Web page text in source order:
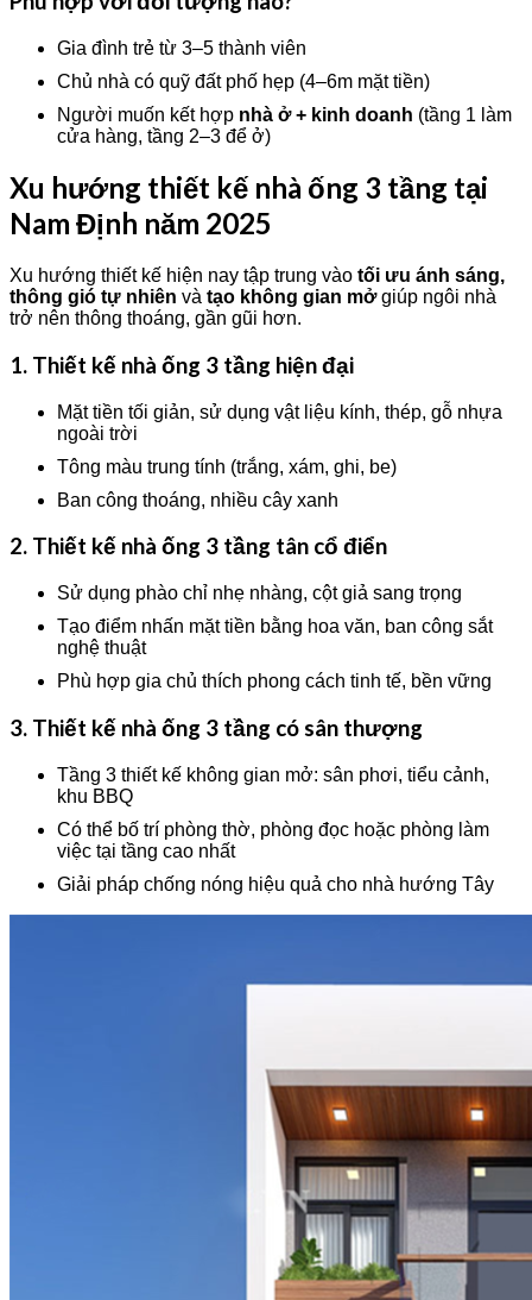
Gia đình trẻ từ 3–5 thành viên
Chủ nhà có quỹ đất phố hẹp (4–6m mặt tiền)
Người muốn kết hợp nhà ở + kinh doanh (tầng 1 làm
cửa hàng, tầng 2–3 để ở)
Xu hướng thiết kế nhà ống 3 tầng tại
Nam Định năm 2025
Xu hướng thiết kế hiện nay tập trung vào tối ưu ánh sáng,
thông gió tự nhiên và tạo không gian mởgiúp ngôi nhà
trở nên thông thoáng, gần gũi hơn.
1. Thiết kế nhà ống 3 tầng hiện đại
Mặt tiền tối giản, sử dụng vật liệu kính, thép, gỗ nhựa
ngoài trời
Tông màu trung tính (trắng, xám, ghi, be)
Ban công thoáng, nhiều cây xanh
2. Thiết kế nhà ống 3 tầng tân cổ điển
Sử dụng phào chỉ nhẹ nhàng, cột giả sang trọng
Tạo điểm nhấn mặt tiền bằng hoa văn, ban công sắt
nghệ thuật
Phù hợp gia chủ thích phong cách tinh tế, bền vững
3. Thiết kế nhà ống 3 tầng có sân thượng
Tầng 3 thiết kế không gian mở: sân phơi, tiểu cảnh,
khu BBQ
Có thể bố trí phòng thờ, phòng đọc hoặc phòng làm
việc tại tầng cao nhất
Giải pháp chống nóng hiệu quả cho nhà hướng Tây